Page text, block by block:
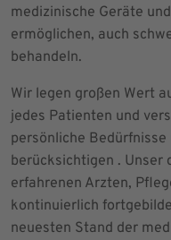
medizinische Geräte
ermöglichen, auch
behandeln.
Wir legen großen Wert
jedes Patienten und
persönliche Bedürfnisse
berücksichtigen . Unser
erfahrenen Arzten,
kontinuierlich
neuesten Stand der